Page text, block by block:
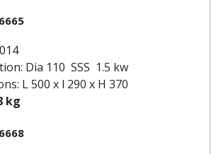
Dia 110 SSS 1.5 kw
L 500 x l 290 x H 370
kg